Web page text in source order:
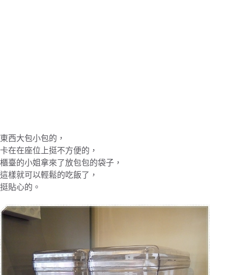
東西大包小包的，
卡在在座位上挺不方便的，
櫃臺的小姐拿來了放包包的袋子，
這樣就可以輕鬆的吃飯了，
挺貼心的。